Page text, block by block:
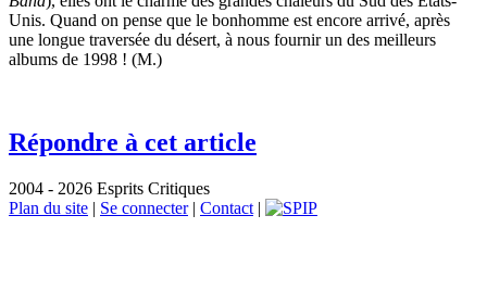
Unis. Quand on pense que le bonhomme est encore arrivé, après
une longue traversée du désert, à nous fournir un des meilleurs
albums de 1998 ! (M.)
Répondre à cet article
2004 - 2026 Esprits Critiques
Plan du site | Se connecter| Contact |